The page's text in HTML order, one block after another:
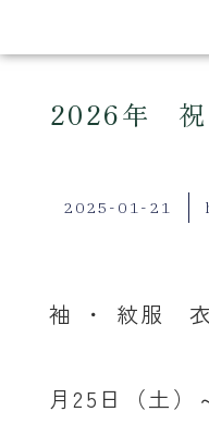
2026年 祝
2025-01-21
袖 ・ 紋服
月25日（土）